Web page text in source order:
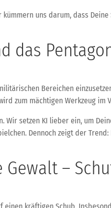
uns darum, dass
das
Bereichen
zum mächtigen Werkzeug im
setzen KI lieber ein, um
Dennoch zeigt der
–